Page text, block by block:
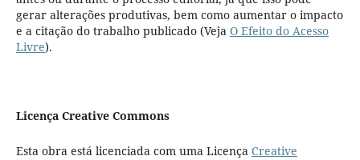
gerar alterações produtivas, bem como aumentar o impacto
e a citação do trabalho publicado (Veja O Efeito do Acesso
Livre).
Licença Creative Commons
Esta obra está licenciada com uma Licença Creative